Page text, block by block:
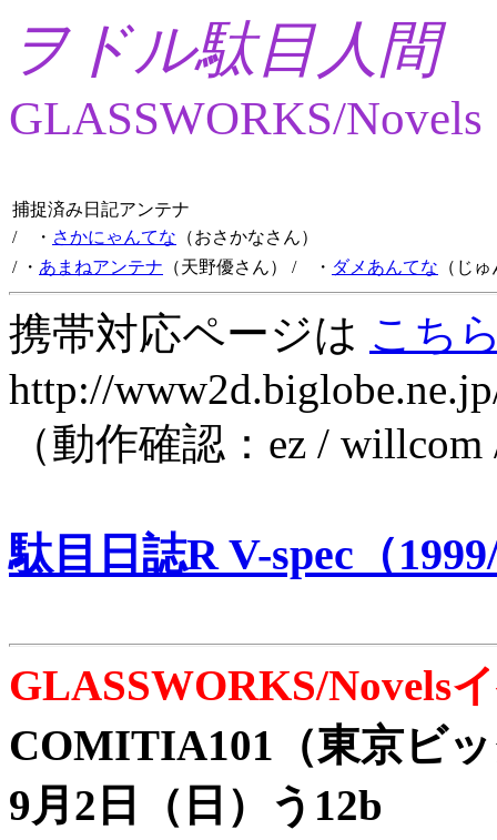
ヲドル駄目人間
GLASSWORKS/Novels
捕捉済み日記アンテナ
/ ・ さかにゃんてな （おさかなさん）
/ ・ あまねアンテナ （天野優さん） / ・ ダメあんてな （じ
携帯対応ページは こち
http://
（動作確認：ez /
駄目日誌R V-spec（
GLASSWORKS/Novels
COMITIA101（東京ビ
9月2日（日）う12b